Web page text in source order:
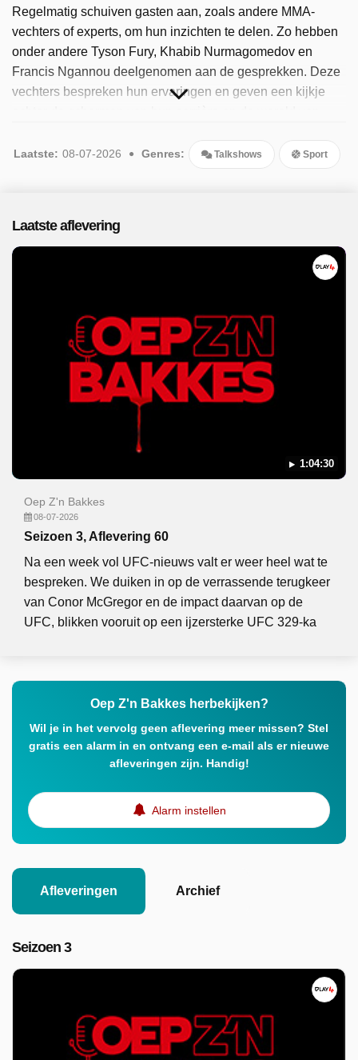
Regelmatig schuiven gasten aan, zoals andere MMA-
vechters of experts, om hun inzichten te delen. Zo hebben
onder andere Tyson Fury, Khabib Nurmagomedov en
Francis Ngannou deelgenomen aan de gesprekken. Deze
vechters bespreken hun ervaringen en geven een kijkje
afleveringen uitgezonden, de meest recente in juli 2026.
Laatste: 08-07-2026 Genres: Talkshows Sport
Laatste aflevering
1:04:30
Oep Z'n Bakkes
08-07-2026
Seizoen 3, Aflevering 60
Na een week vol UFC-nieuws valt er weer heel wat te
bespreken. We duiken in op de verrassende terugkeer
van Conor McGregor en de impact daarvan op de
UFC, blikken vooruit op een ijzersterke UFC 329-ka
Oep Z'n Bakkes herbekijken?
Wil je in het vervolg geen aflevering meer missen? Stel
gratis een alarm in en ontvang een e-mail als er nieuwe
afleveringen zijn. Handig!
Alarm instellen
Afleveringen Archief
Seizoen 3